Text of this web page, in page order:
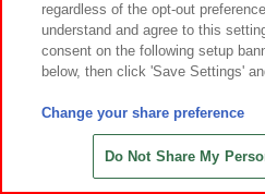
刀剣乱舞ONLINE ちびぐるみ～一期
一振・薬研藤四郎・和泉守兼定・堀
川国広・鶴丸国永～
regardless of the opt-out
understand and agree to this
consent on the following setup
below, then click 'Save Settings'
Change your share preference
Do Not Share My